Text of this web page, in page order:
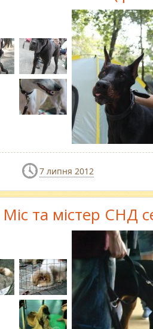
7 липня 2012
Міс та містер СНД